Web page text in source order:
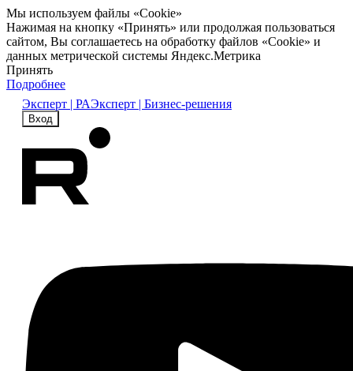
Мы используем файлы «Cookie»
Нажимая на кнопку «Принять» или продолжая пользоваться
сайтом, Вы соглашаетесь на обработку файлов «Cookie» и
данных метрической системы Яндекс.Метрика
Принять
Подробнее
Эксперт | РАЭксперт | Бизнес-решения
Вход